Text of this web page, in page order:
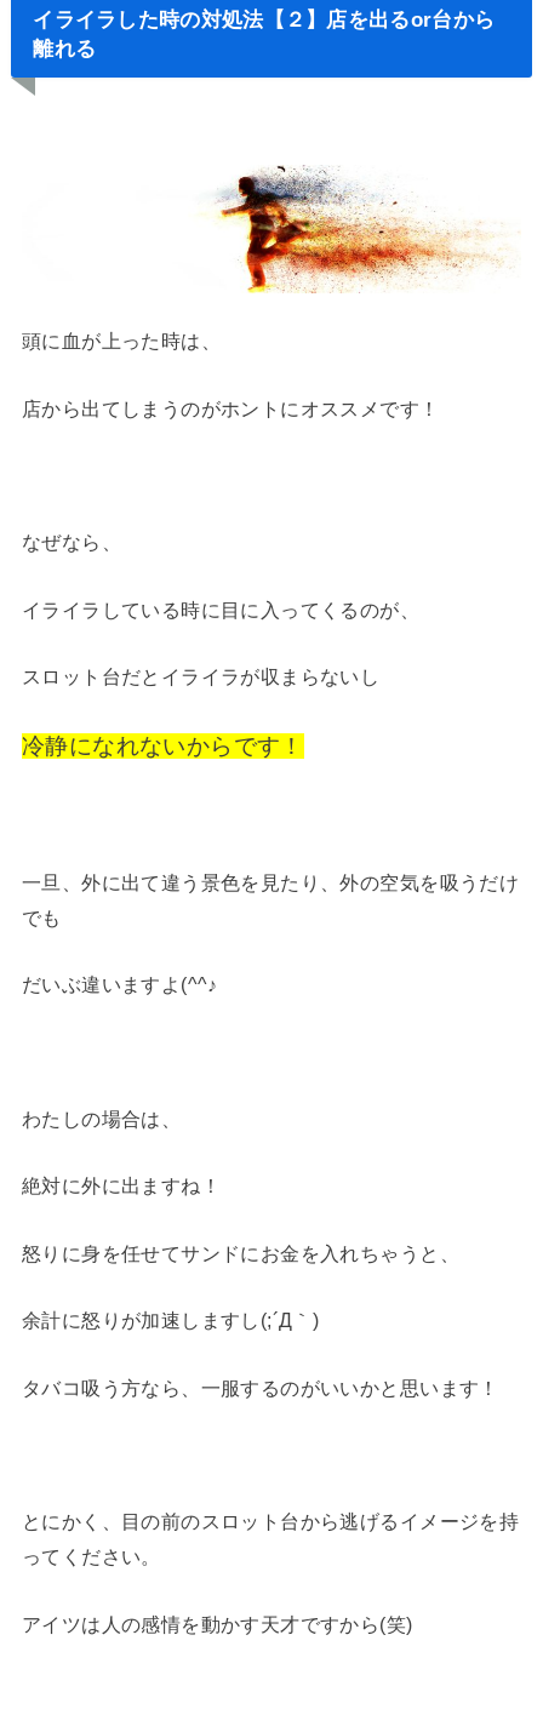
イライラした時の対処法【２】店を出るor台から
離れる
頭に血が上った時は、
店から出てしまうのがホントにオススメです！
なぜなら、
イライラしている時に目に入ってくるのが、
スロット台だとイライラが収まらないし
冷静になれないからです！
一旦、外に出て違う景色を見たり、外の空気を吸うだけ
でも
だいぶ違いますよ(^^♪
わたしの場合は、
絶対に外に出ますね！
怒りに身を任せてサンドにお金を入れちゃうと、
余計に怒りが加速しますし(;´Д｀)
タバコ吸う方なら、一服するのがいいかと思います！
とにかく、目の前のスロット台から逃げるイメージを持
ってください。
アイツは人の感情を動かす天才ですから(笑)